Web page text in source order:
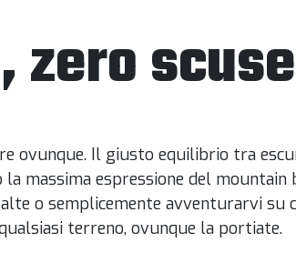
zero
ovunque. Il giusto equilibrio tra
massima espressione del mountain
o semplicemente avventurarvi su
terreno, ovunque la portiate.